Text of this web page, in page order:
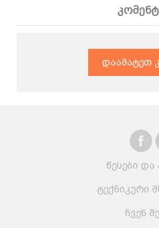
დაამატეთ
ჩვენ
წესები
ტექნიკური